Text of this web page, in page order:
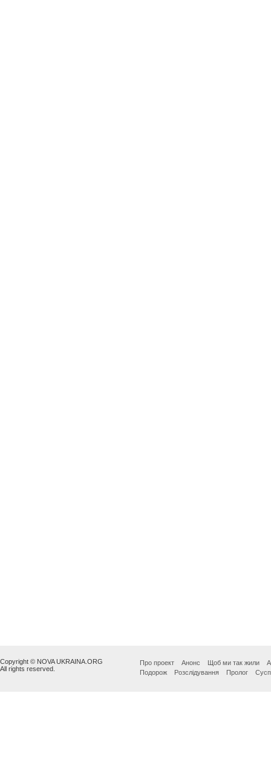
Copyright © NOVA UKRAINA.ORG
All rights reserved.
Про проект Анонс Щоб ми так жили
Подорож
Розслідування Пролог